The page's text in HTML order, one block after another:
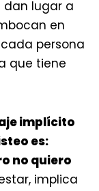
dan lugar a
en
persona
que tiene
implícito
es:
no quiero
implica